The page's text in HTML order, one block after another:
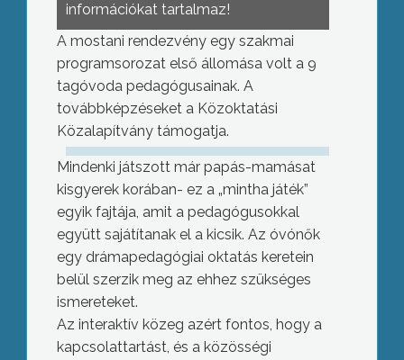
információkat tartalmaz!
A mostani rendezvény egy szakmai
programsorozat első állomása volt a 9
tagóvoda pedagógusainak. A
továbbképzéseket a Közoktatási
Közalapítvány támogatja.
Mindenki játszott már papás-mamásat
kisgyerek korában- ez a „mintha játék”
egyik fajtája, amit a pedagógusokkal
együtt sajátítanak el a kicsik. Az óvónők
egy drámapedagógiai oktatás keretein
belül szerzik meg az ehhez szükséges
ismereteket.
Az interaktív közeg azért fontos, hogy a
kapcsolattartást, és a közösségi